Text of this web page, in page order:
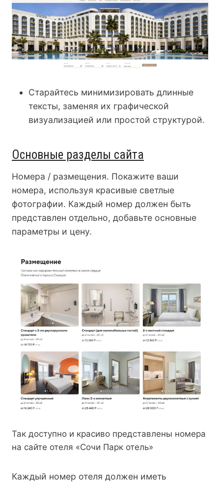
Старайтесь минимизировать длинные
тексты, заменяя их графической
визуализацией или простой структурой.
Основные разделы сайта
Номера / размещения. Покажите ваши
номера, используя красивые светлые
фотографии. Каждый номер должен быть
представлен отдельно, добавьте основные
параметры и цену.
Так доступно и красиво представлены номера
на сайте отеля «Сочи Парк отель»
Каждый номер отеля должен иметь